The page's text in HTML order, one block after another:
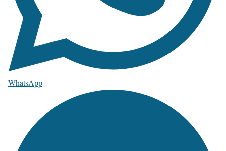
WhatsApp